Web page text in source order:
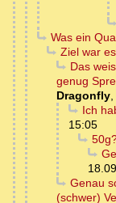
Was ein
Ziel war
Das
genug
Dragonfly,
Ich
15:05
Genau
(schwer)